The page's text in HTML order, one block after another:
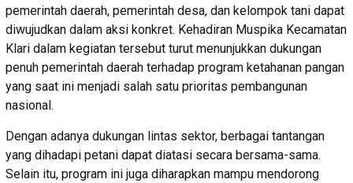
pemerintah daerah, pemerintah desa, dan kelompok tani dapat
diwujudkan dalam aksi konkret. Kehadiran Muspika Kecamatan
Klari dalam kegiatan tersebut turut menunjukkan dukungan
penuh pemerintah daerah terhadap program ketahanan pangan
yang saat ini menjadi salah satu prioritas pembangunan
nasional.
Dengan adanya dukungan lintas sektor, berbagai tantangan
yang dihadapi petani dapat diatasi secara bersama-sama.
Selain itu, program ini juga diharapkan mampu mendorong